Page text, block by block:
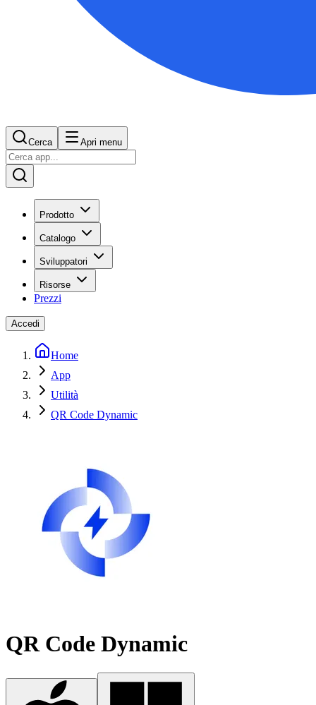
Cerca Apri menu
Prodotto
Catalogo
Sviluppatori
Risorse
Prezzi
Accedi
Home
App
Utilità
QR Code Dynamic
QR Code Dynamic